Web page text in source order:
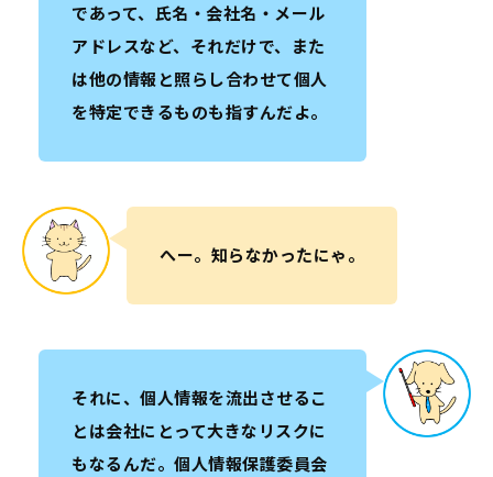
であって、氏名・会社名・メール
アドレスなど、それだけで、また
は他の情報と照らし合わせて個人
を特定できるものも指すんだよ。
へー。知らなかったにゃ。
それに、個人情報を流出させるこ
とは会社にとって大きなリスクに
もなるんだ。個人情報保護委員会